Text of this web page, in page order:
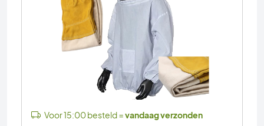
Voor 15:00 besteld =vandaag verzonden